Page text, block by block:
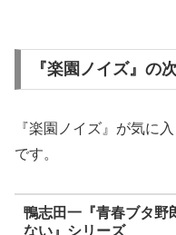
『楽園ノイズ』の
『楽園ノイズ』が気に
です。
鴨志田一『青春ブタ野
ない』シリーズ